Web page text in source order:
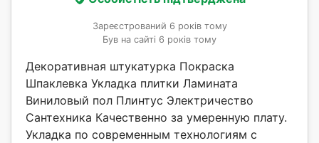
Зареєстрований 6 років тому
Був на сайті 6 років тому
Декоративная штукатурка Покраска
Шпаклевка Укладка плитки Ламината
Виниловый пол Плинтус Электричество
Сантехника Качественно за умеренную плату.
Укладка по современным технологиям с